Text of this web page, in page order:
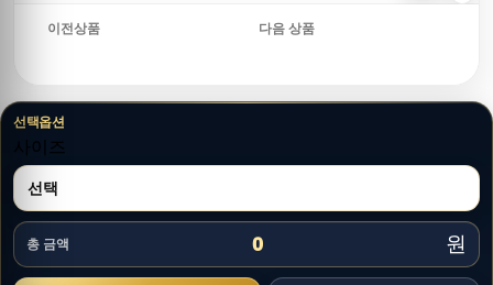
이전상품 다음 상품
선택옵션
사이즈
총 금액 0 원